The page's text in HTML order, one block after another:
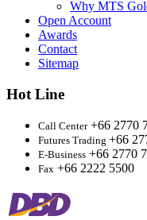
Why MTS
Open Account
Awards
Contact
Sitemap
Hot Line
Call Center+66 2770
Futures Trading +66
E-Business +66 2770
Fax +66 2222 5500